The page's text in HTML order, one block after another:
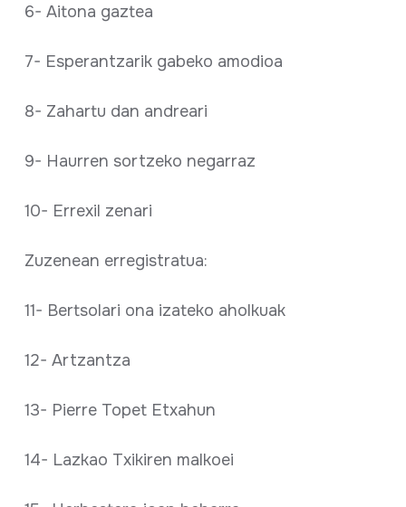
6- Aitona gaztea
7- Esperantzarik gabeko amodioa
8- Zahartu dan andreari
9- Haurren sortzeko negarraz
10- Errexil zenari
Zuzenean erregistratua:
11- Bertsolari ona izateko aholkuak
12- Artzantza
13- Pierre Topet Etxahun
14- Lazkao Txikiren malkoei